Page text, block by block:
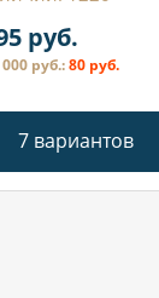
руб.
руб.:80 руб.
7 вариантов